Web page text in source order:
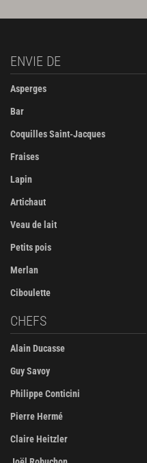
ENVIE DE
Asperges
Bar
Coquilles Saint-Jacques
Fraises
Lapin
Artichaut
Veau de lait
Petits pois
Merlan
Ciboulette
CHEFS
Alain Ducasse
Guy Savoy
Philippe Conticini
Pierre Hermé
Claire Heitzler